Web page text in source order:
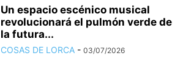
Un espacio escénico musical
revolucionará el pulmón verde de
la futura...
COSAS DE LORCA - 03/07/2026